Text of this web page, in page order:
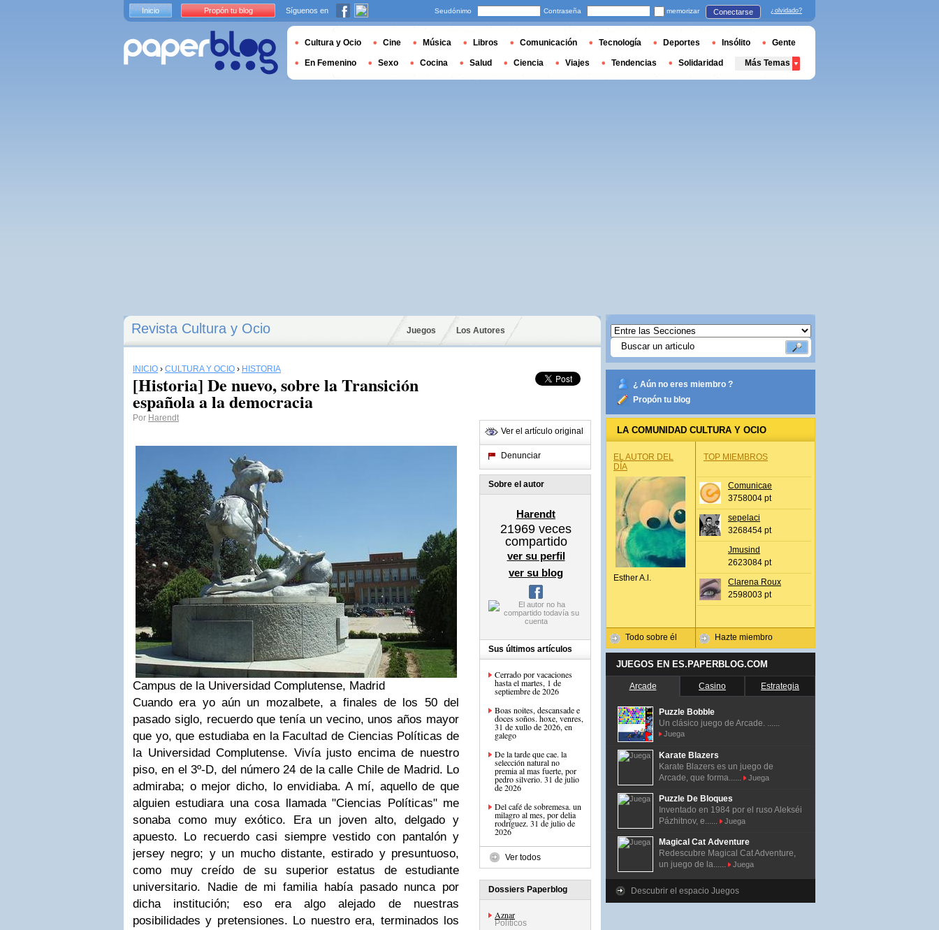
Revista Cultura y Ocio Juegos Los Autores
INICIO › CULTURA Y OCIO › HISTORIA
[Historia] De nuevo, sobre la Transición
española a la democracia
Por Harendt
Campus de la Universidad Complutense, Madrid
Cuando era yo aún un mozalbete, a finales de los 50 del
pasado siglo, recuerdo que tenía un vecino, unos años mayor
que yo, que estudiaba en la Facultad de Ciencias Políticas de
la Universidad Complutense. Vivía justo encima de nuestro
piso, en el 3º-D, del número 24 de la calle Chile de Madrid. Lo
admiraba; o mejor dicho, lo envidiaba. A mí, aquello de que
alguien estudiara una cosa llamada "Ciencias Políticas" me
sonaba como muy exótico. Era un joven alto, delgado y
apuesto. Lo recuerdo casi siempre vestido con pantalón y
jersey negro; y un mucho distante, estirado y presuntuoso,
como muy creído de su superior estatus de estudiante
universitario. Nadie de mi familia había pasado nunca por
dicha institución; eso era algo alejado de nuestras
posibilidades y pretensiones. Lo nuestro era, terminados los
Ver el artículo original
Denunciar
Sobre el autor
Harendt
21969 veces
compartido
ver su perfil
ver su blog
Sus últimos artículos
Cerrado por vacaciones
hasta el martes, 1 de
septiembre de 2026
Boas noites, descansade e
doces soños. hoxe, venres,
31 de xullo de 2026, en
galego
De la tarde que cae. la
selección natural no
premia al mas fuerte, por
pedro silverio. 31 de julio
de 2026
Del café de sobremesa. un
milagro al mes, por delia
rodríguez. 31 de julio de
2026
Ver todos
Dossiers Paperblog
Aznar
Políticos
¿ Aún no eres miembro ?
Propón tu blog
LA COMUNIDAD CULTURA Y OCIO
EL AUTOR DEL
DÍA
Esther A.l.
Todo sobre él
TOP MIEMBROS
Comunicae
3758004 pt
sepelaci
3268454 pt
Jmusind
2623084 pt
Clarena Roux
2598003 pt
Hazte miembro
JUEGOS EN ES.PAPERBLOG.COM
Arcade Casino Estrategia
Puzzle Bobble
Un clásico juego de Arcade. ......
Juega
Karate Blazers
Karate Blazers es un juego de
Arcade, que forma......
Juega
Puzzle De Bloques
Inventado en 1984 por el ruso Alekséi
Pázhitnov, e......
Juega
Magical Cat Adventure
Redescubre Magical Cat Adventure,
un juego de la......
Juega
Descubrir el espacio Juegos
Inicio Propón tu blog Síguenos en Seudónimo Contraseña memorizar Conectarse ¿olvidado?
Cultura y Ocio Cine Música Libros Comunicación Tecnología Deportes Insólito Gente
En Femenino Sexo Cocina Salud Ciencia Viajes Tendencias Solidaridad Más Temas